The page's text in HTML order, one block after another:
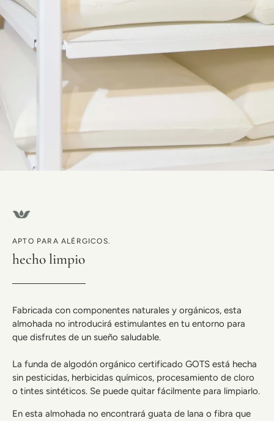
APTO PARA ALÉRGICOS.
hecho limpio
Fabricada con componentes naturales y orgánicos, esta
almohada no introducirá estimulantes en tu entorno para
que disfrutes de un sueño saludable.
La funda de algodón orgánico certificado GOTS está hecha
sin pesticidas, herbicidas químicos, procesamiento de cloro
o tintes sintéticos. Se puede quitar fácilmente para limpiarlo.
En esta almohada no encontrará guata de lana o fibra que